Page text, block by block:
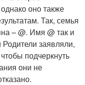
оно также
Так, семья
– @. Имя @ так и
заявляли,
подчеркнуть
они не